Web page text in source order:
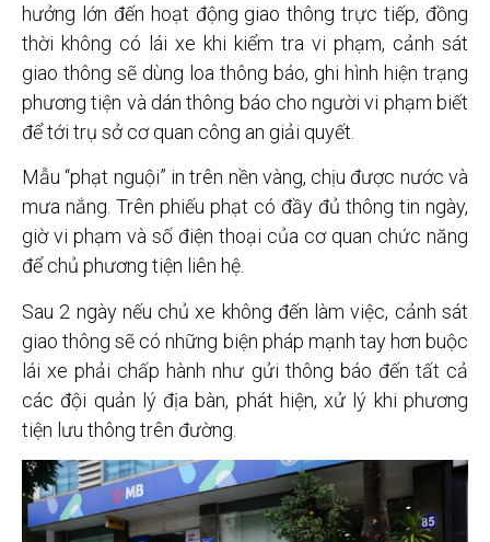
hưởng lớn đến hoạt động giao thông trực tiếp, đồng
thời không có lái xe khi kiểm tra vi phạm, cảnh sát
giao thông sẽ dùng loa thông báo, ghi hình hiện trạng
phương tiện và dán thông báo cho người vi phạm biết
để tới trụ sở cơ quan công an giải quyết.
Mẫu “phạt nguội” in trên nền vàng, chịu được nước và
mưa nắng. Trên phiếu phạt có đầy đủ thông tin ngày,
giờ vi phạm và số điện thoại của cơ quan chức năng
để chủ phương tiện liên hệ.
Sau 2 ngày nếu chủ xe không đến làm việc, cảnh sát
giao thông sẽ có những biện pháp mạnh tay hơn buộc
lái xe phải chấp hành như gửi thông báo đến tất cả
các đội quản lý địa bàn, phát hiện, xử lý khi phương
tiện lưu thông trên đường.